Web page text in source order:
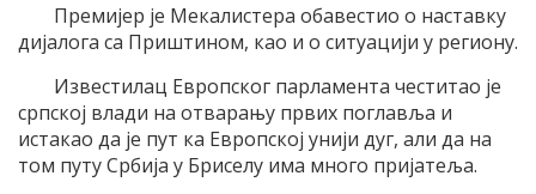
Премијер је Мекалистера обавестио о наставку
дијалога са Приштином, као и о ситуацији у региону.
Известилац Европског парламента честитао је
српској влади на отварању првих поглавља и
истакао да је пут ка Европској унији дуг, али да на
том путу Србија у Бриселу има много пријатеља.